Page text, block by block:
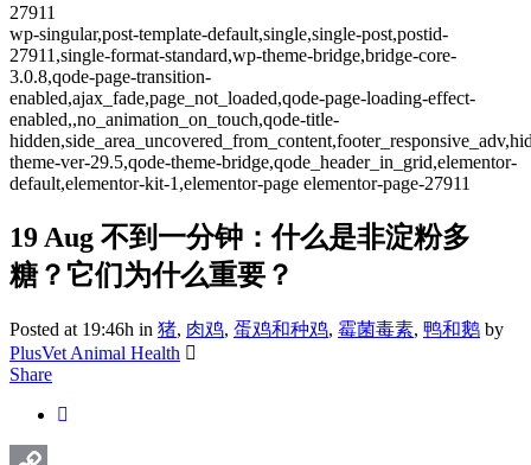
27911
wp-singular,post-template-default,single,single-post,postid-
27911,single-format-standard,wp-theme-bridge,bridge-core-
3.0.8,qode-page-transition-
enabled,ajax_fade,page_not_loaded,qode-page-loading-effect-
enabled,,no_animation_on_touch,qode-title-
theme-ver-29.5,qode-theme-bridge,qode_header_in_grid,elementor-
default,elementor-kit-1,elementor-page elementor-page-27911
19 Aug 不到一分钟：什么是非淀粉多
糖？它们为什么重要？
Posted at 19:46h in 猪, 肉鸡, 蛋鸡和种鸡, 霉菌毒素, 鸭和鹅 by
PlusVet Animal Health
Share